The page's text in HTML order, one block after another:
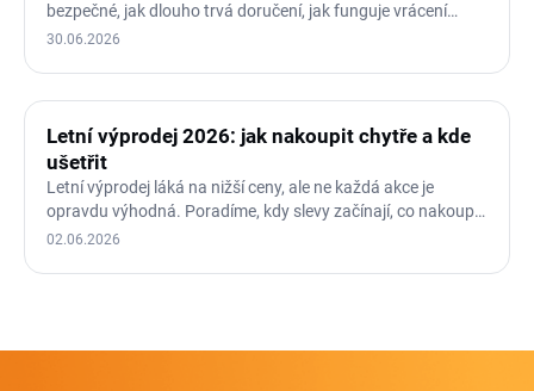
bezpečné, jak dlouho trvá doručení, jak funguje vrácení
zboží a…
30.06.2026
Letní výprodej 2026: jak nakoupit chytře a kde
ušetřit
Letní výprodej láká na nižší ceny, ale ne každá akce je
opravdu výhodná. Poradíme, kdy slevy začínají, co nakoupit
a…
02.06.2026